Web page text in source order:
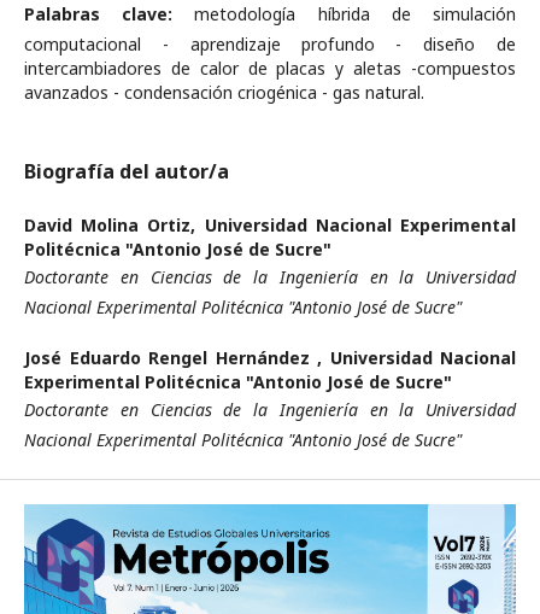
Palabras clave:metodología híbrida de simulación
computacional - aprendizaje profundo - diseño de
intercambiadores de calor de placas y aletas -compuestos
avanzados - condensación criogénica - gas natural.
Biografía del autor/a
David Molina Ortiz, Universidad Nacional Experimental
Politécnica "Antonio José de Sucre"
Doctorante en Ciencias de la Ingeniería en la Universidad
Nacional Experimental Politécnica "Antonio José de Sucre"
José Eduardo Rengel Hernández , Universidad Nacional
Experimental Politécnica "Antonio José de Sucre"
Doctorante en Ciencias de la Ingeniería en la Universidad
Nacional Experimental Politécnica "Antonio José de Sucre"